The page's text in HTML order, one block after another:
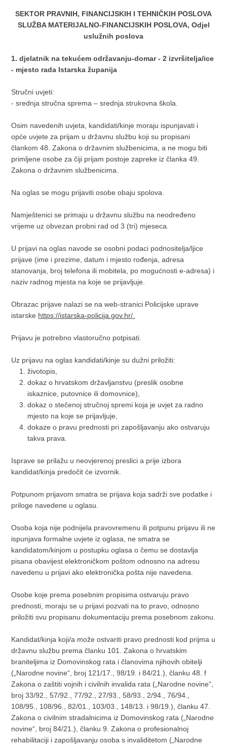
SEKTOR PRAVNIH, FINANCIJSKIH I TEHNIČKIH POSLOVA
SLUŽBA MATERIJALNO-FINANCIJSKIH POSLOVA, Odjel
uslužnih poslova
1. djelatnik na tekućem održavanju-domar - 2 izvršitelja/ice
- mjesto rada Istarska županija
Stručni uvjeti:
- srednja stručna sprema – srednja strukovna škola.
Osim navedenih uvjeta, kandidati/kinje moraju ispunjavati i
opće uvjete za prijam u državnu službu koji su propisani
člankom 48. Zakona o državnim službenicima, a ne mogu biti
primljene osobe za čiji prijam postoje zapreke iz članka 49.
Zakona o državnim službenicima.
Na oglas se mogu prijaviti osobe obaju spolova.
Namještenici se primaju u državnu službu na neodređeno
vrijeme uz obvezan probni rad od 3 (tri) mjeseca.
U prijavi na oglas navode se osobni podaci podnositelja/ljice
prijave (ime i prezime, datum i mjesto rođenja, adresa
stanovanja, broj telefona ili mobitela, po mogućnosti e-adresa) i
naziv radnog mjesta na koje se prijavljuje.
Obrazac prijave nalazi se na web-stranici Policijske uprave
istarske https://istarska-policija.gov.hr/
Prijavu je potrebno vlastoručno potpisati.
Uz prijavu na oglas kandidati/kinje su dužni priložiti:
životopis,
dokaz o hrvatskom državljanstvu (preslik osobne
iskaznice, putovnice ili domovnice),
dokaz o stečenoj stručnoj spremi koja je uvjet za radno
mjesto na koje se prijavljuje,
dokaze o pravu prednosti pri zapošljavanju ako ostvaruju
takva prava.
Isprave se prilažu u neovjerenoj preslici a prije izbora
kandidat/kinja predočit će izvornik.
Potpunom prijavom smatra se prijava koja sadrži sve podatke i
priloge navedene u oglasu.
Osoba koja nije podnijela pravovremenu ili potpunu prijavu ili ne
ispunjava formalne uvjete iz oglasa, ne smatra se
kandidatom/kinjom u postupku oglasa o čemu se dostavlja
pisana obavijest elektroničkom poštom odnosno na adresu
navedenu u prijavi ako elektronička pošta nije navedena.
Osobe koje prema posebnim propisima ostvaruju pravo
prednosti, moraju se u prijavi pozvati na to pravo, odnosno
priložiti svu propisanu dokumentaciju prema posebnom zakonu.
Kandidat/kinja koji/a može ostvariti pravo prednosti kod prijma u
državnu službu prema članku 101. Zakona o hrvatskim
braniteljima iz Domovinskog rata i članovima njihovih obitelji
(„Narodne novine“, broj 121/17., 98/19. i 84/21.), članku 48. f
Zakona o zaštiti vojnih i civilnih invalida rata („Narodne novine“,
broj 33/92., 57/92., 77/92., 27/93., 58/93., 2/94., 76/94.,
108/95., 108/96., 82/01., 103/03., 148/13. i 98/19.), članku 47.
Zakona o civilnim stradalnicima iz Domovinskog rata („Narodne
novine“, broj 84/21.), članku 9. Zakona o profesionalnoj
rehabilitaciji i zapošljavanju osoba s invaliditetom („Narodne